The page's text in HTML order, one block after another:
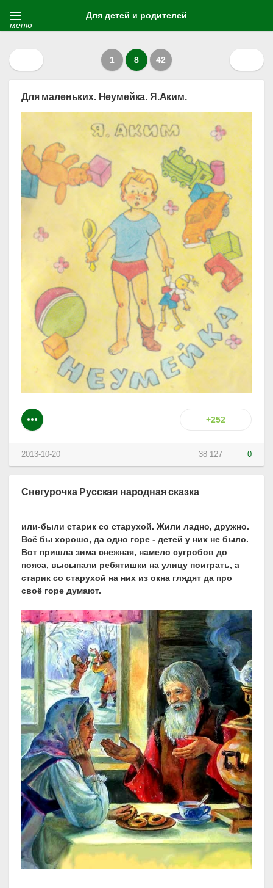
Для детей и родителей
меню
1 8 42
Для маленьких. Неумейка. Я.Аким.
+252
38 127 0
2013-10-20
Снегурочка Русская народная сказка
или-были старик со старухой. Жили ладно, дружно.
Всё бы хорошо, да одно горе - детей у них не было.
Вот пришла зима снежная, намело сугробов до
пояса, высыпали ребятишки на улицу поиграть, а
старик со старухой на них из окна глядят да про
своё горе думают.